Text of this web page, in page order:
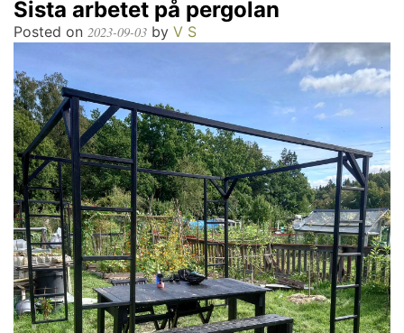
Sista arbetet på pergolan
Posted on 2023-09-03 by V S